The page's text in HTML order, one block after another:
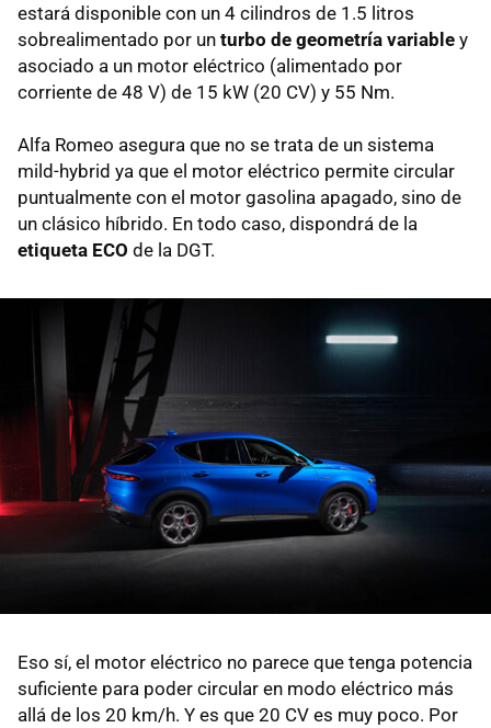
estará disponible con un 4 cilindros de 1.5 litros
sobrealimentado por un turbo de geometría variable y
asociado a un motor eléctrico (alimentado por
corriente de 48 V) de 15 kW (20 CV) y 55 Nm.
Alfa Romeo asegura que no se trata de un sistema
mild-hybrid ya que el motor eléctrico permite circular
puntualmente con el motor gasolina apagado, sino de
un clásico híbrido. En todo caso, dispondrá de la
etiqueta ECO de la DGT.
Eso sí, el motor eléctrico no parece que tenga potencia
suficiente para poder circular en modo eléctrico más
allá de los 20 km/h. Y es que 20 CV es muy poco. Por